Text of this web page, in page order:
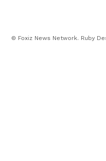
© Foxiz News Network. Ruby